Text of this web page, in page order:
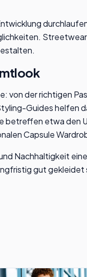
der richtigen
Guides helfen
etwa den
Capsule
Nachhaltigkeit
gut